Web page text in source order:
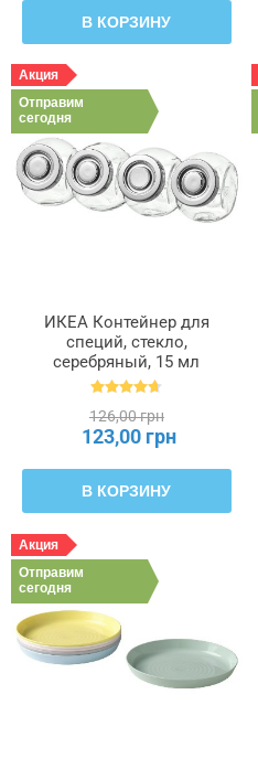
В КОРЗИНУ
Акция
Отправим
сегодня
ИКЕА Контейнер для
специй, стекло,
серебряный, 15 мл
RAJTAN РАЙТАН,
126,00 грн
123,00 грн
В КОРЗИНУ
Акция
Отправим
сегодня